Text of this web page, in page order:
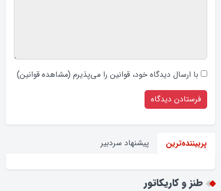
با ارسال دیدگاه‌ خود، قوانین را می‌پذیرم (مشاهده قوانین)
پربیننده‌ترین پیشنهاد سردبیر
طنز و کاریکاتور